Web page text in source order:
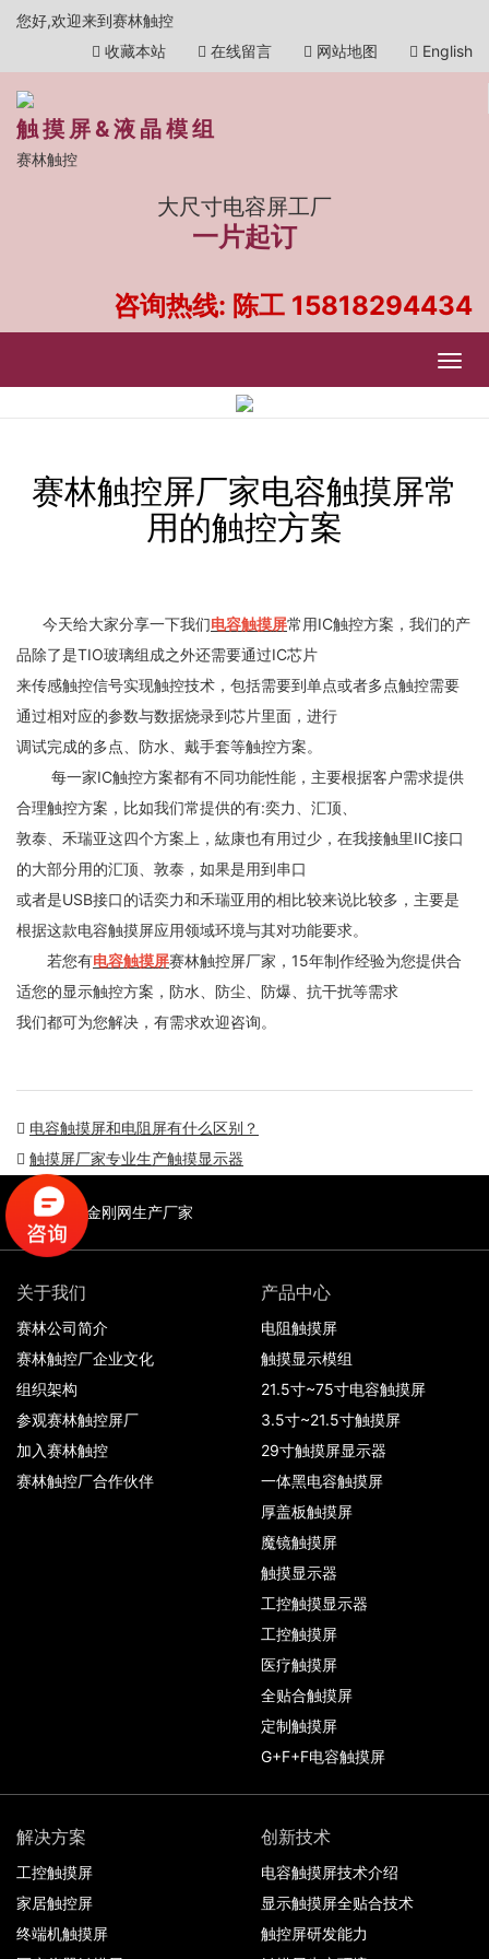
您好,欢迎来到赛林触控
收藏本站
在线留言 网站地图 English
触摸屏&液晶模组
赛林触控
大尺寸电容屏工厂
一片起订
咨询热线: 陈工 15818294434
赛林触控屏厂家电容触摸屏常
用的触控方案
今天给大家分享一下我们电容触摸屏常用IC触控方案，我们的产
品除了是TIO玻璃组成之外还需要通过IC芯片
来传感触控信号实现触控技术，包括需要到单点或者多点触控需要
通过相对应的参数与数据烧录到芯片里面，进行
调试完成的多点、防水、戴手套等触控方案。
每一家IC触控方案都有不同功能性能，主要根据客户需求提供
合理触控方案，比如我们常提供的有:奕力、汇顶、
敦泰、禾瑞亚这四个方案上，紘康也有用过少，在我接触里IIC接口
的大部分用的汇顶、敦泰，如果是用到串口
或者是USB接口的话奕力和禾瑞亚用的相比较来说比较多，主要是
根据这款电容触摸屏应用领域环境与其对功能要求。
若您有电容触摸屏赛林触控屏厂家，15年制作经验为您提供合
适您的显示触控方案，防水、防尘、防爆、抗干扰等需求
我们都可为您解决，有需求欢迎咨询。
电容触摸屏和电阻屏有什么区别？
触摸屏厂家专业生产触摸显示器
友情链接: 金刚网生产厂家
关于我们
赛林公司简介
赛林触控厂企业文化
组织架构
参观赛林触控屏厂
加入赛林触控
赛林触控厂合作伙伴
产品中心
电阻触摸屏
触摸显示模组
21.5寸~75寸电容触摸屏
3.5寸~21.5寸触摸屏
29寸触摸屏显示器
一体黑电容触摸屏
厚盖板触摸屏
魔镜触摸屏
触摸显示器
工控触摸显示器
工控触摸屏
医疗触摸屏
全贴合触摸屏
定制触摸屏
G+F+F电容触摸屏
解决方案
工控触摸屏
家居触控屏
终端机触摸屏
创新技术
电容触摸屏技术介绍
显示触摸屏全贴合技术
触控屏研发能力